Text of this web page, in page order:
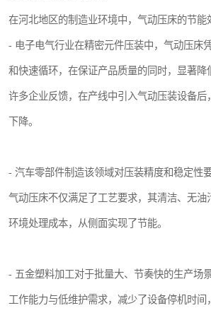
在河北地区的制造业环境中，气动压床的节能
- 电子电气行业在精密元件压装中，气动压床
和快速循环，在保证产品质量的同时，显著降
许多企业反馈，在产线中引入气动压装设备后
下降。
- 汽车零部件制造该领域对压装精度和稳定性要
气动压床不仅满足了工艺要求，其清洁、无油
环境处理成本，从侧面实现了节能。
- 五金塑料加工对于批量大、节奏快的生产场
工作能力与低维护需求，减少了设备停机时间